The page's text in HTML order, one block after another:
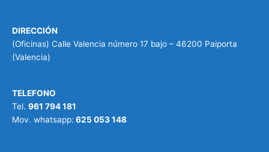
DIRECCIÓN
(Oficinas) Calle Valencia número 17 bajo – 46200 Paiporta
(Valencia)
TELEFONO
Tel. 961 794 181
Mov. whatsapp: 625 053 148